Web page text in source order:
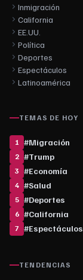
Inmigración
California
EE.UU.
Política
Deportes
Espectáculos
Latinoamérica
TEMAS DE HOY
1 #Migración
2 #Trump
3 #Economía
4 #Salud
5 #Deportes
6 #California
7 #Espectáculos
TENDENCIAS